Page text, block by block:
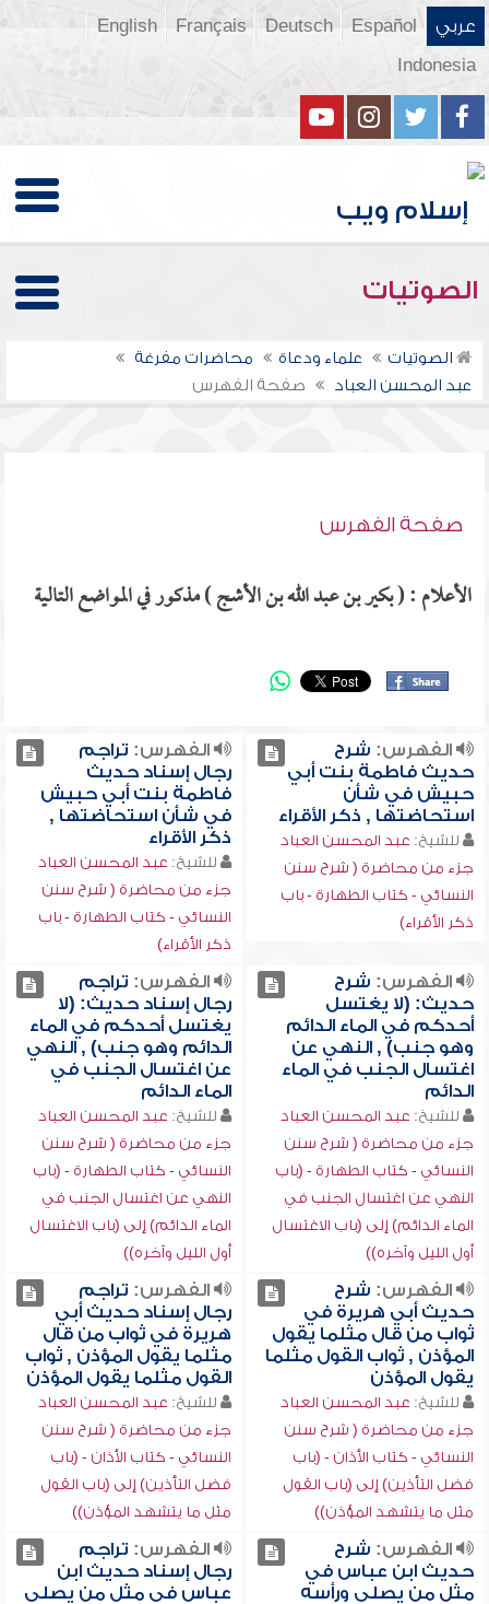
عربي Español
Deutsch
Français
English
Indonesia
الصوتيات
الصوتيات علماء ودعاة
محاضرات مفرغة
عبد المحسن العباد
صفحة الفهرس
صفحة الفهرس
الأعلام : ( بكير بن عبد الله بن الأشج ) مذكور في المواضع التالية
الفهرس: شرح
حديث فاطمة بنت أبي
حبيش في شأن
استحاضتها , ذكر الأقراء
للشيخ: عبد المحسن العباد
جزء من محاضرة ( شرح سنن
النسائي - كتاب الطهارة - باب
ذكر الأقراء)
الفهرس: تراجم
رجال إسناد حديث
فاطمة بنت أبي حبيش
في شأن استحاضتها ,
ذكر الأقراء
للشيخ: عبد المحسن العباد
جزء من محاضرة ( شرح سنن
النسائي - كتاب الطهارة - باب
ذكر الأقراء)
الفهرس: شرح
حديث: (لا يغتسل
أحدكم في الماء الدائم
وهو جنب) , النهي عن
اغتسال الجنب في الماء
الدائم
للشيخ: عبد المحسن العباد
جزء من محاضرة ( شرح سنن
النسائي - كتاب الطهارة - (باب
النهي عن اغتسال الجنب في
الماء الدائم) إلى (باب الاغتسال
أول الليل وآخره))
الفهرس: تراجم
رجال إسناد حديث: (لا
يغتسل أحدكم في الماء
الدائم وهو جنب) , النهي
عن اغتسال الجنب في
الماء الدائم
للشيخ: عبد المحسن العباد
جزء من محاضرة ( شرح سنن
النسائي - كتاب الطهارة - (باب
النهي عن اغتسال الجنب في
الماء الدائم) إلى (باب الاغتسال
أول الليل وآخره))
الفهرس: شرح
حديث أبي هريرة في
ثواب من قال مثلما يقول
المؤذن , ثواب القول مثلما
يقول المؤذن
للشيخ: عبد المحسن العباد
جزء من محاضرة ( شرح سنن
النسائي - كتاب الأذان - (باب
فضل التأذين) إلى (باب القول
مثل ما يتشهد المؤذن))
الفهرس: تراجم
رجال إسناد حديث أبي
هريرة في ثواب من قال
مثلما يقول المؤذن , ثواب
القول مثلما يقول المؤذن
للشيخ: عبد المحسن العباد
جزء من محاضرة ( شرح سنن
النسائي - كتاب الأذان - (باب
فضل التأذين) إلى (باب القول
مثل ما يتشهد المؤذن))
الفهرس: شرح
حديث ابن عباس في
مثل من يصلي ورأسه
الفهرس: تراجم
رجال إسناد حديث ابن
عباس في مثل من يصلي